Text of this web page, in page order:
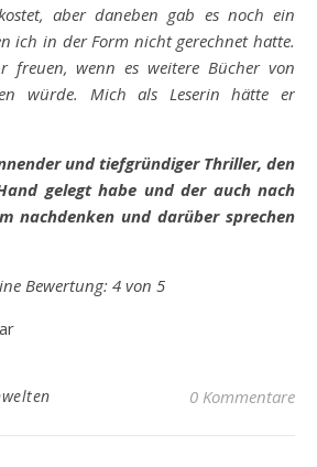
aber daneben gab es noch ein
ich in der Form nicht gerechnet hatte.
freuen, wenn es weitere Bücher von
würde. Mich als Leserin hätte er
und tiefgründiger Thriller, den
gelegt habe und der auch nach
nachdenken und darüber sprechen
Bewertung: 4 von 5
0 Kommentare